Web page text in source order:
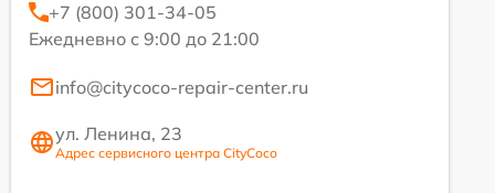
+7 (800) 301-34-05
Ежедневно с 9:00 до 21:00
info@citycoco-repair-center.ru
ул. Ленина, 23
Адрес сервисного центра CityCoco